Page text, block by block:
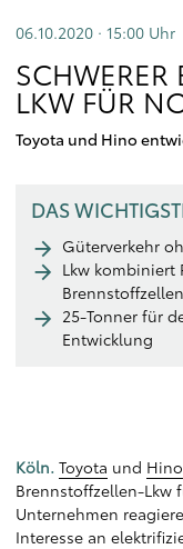
06.10.2020 · 15:00 Uhr
SCHWERER
LKW FÜR
Toyota und Hino
DAS
Güterverkehr
Lkw kombiniert
25-Tonner für
Entwicklung
Köln. Toyota und Hino
Brennstoffzellen-Lkw
Unternehmen
Interesse an